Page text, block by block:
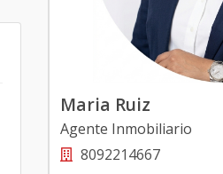
Maria Ruiz
Agente Inmobiliario
8092214667